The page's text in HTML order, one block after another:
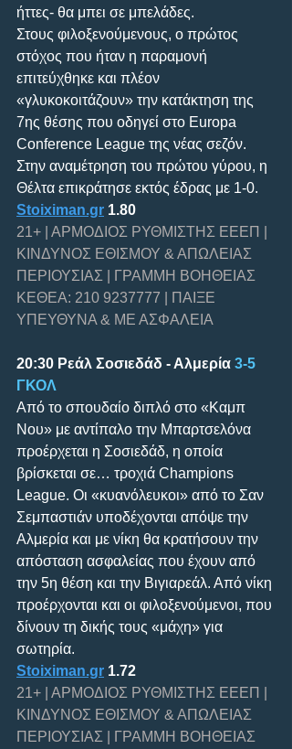
ήττες- θα μπει σε μπελάδες.
Στους φιλοξενούμενους, ο πρώτος
στόχος που ήταν η παραμονή
επιτεύχθηκε και πλέον
«γλυκοκοιτάζουν» την κατάκτηση της
7ης θέσης που οδηγεί στο Europa
Conference League της νέας σεζόν.
Στην αναμέτρηση του πρώτου γύρου, η
Θέλτα επικράτησε εκτός έδρας με 1-0.
Stoiximan.gr 1.80
21+ | ΑΡΜΟΔΙΟΣ ΡΥΘΜΙΣΤΗΣ ΕΕΕΠ |
ΚΙΝΔΥΝΟΣ ΕΘΙΣΜΟΥ & ΑΠΩΛΕΙΑΣ
ΠΕΡΙΟΥΣΙΑΣ | ΓΡΑΜΜΗ ΒΟΗΘΕΙΑΣ
ΚΕΘΕΑ: 210 9237777 | ΠΑΙΞΕ
ΥΠΕΥΘΥΝΑ & ΜΕ ΑΣΦΑΛΕΙΑ
20:30 Ρεάλ Σοσιεδάδ - Αλμερία 3-5
ΓΚΟΛ
Από το σπουδαίο διπλό στο «Καμπ
Νου» με αντίπαλο την Μπαρτσελόνα
προέρχεται η Σοσιεδάδ, η οποία
βρίσκεται σε… τροχιά Champions
League. Οι «κυανόλευκοι» από το Σαν
Σεμπαστιάν υποδέχονται απόψε την
Αλμερία και με νίκη θα κρατήσουν την
απόσταση ασφαλείας που έχουν από
την 5η θέση και την Βιγιαρεάλ. Από νίκη
προέρχονται και οι φιλοξενούμενοι, που
δίνουν τη δικής τους «μάχη» για
σωτηρία.
Stoiximan.gr 1.72
21+ | ΑΡΜΟΔΙΟΣ ΡΥΘΜΙΣΤΗΣ ΕΕΕΠ |
ΚΙΝΔΥΝΟΣ ΕΘΙΣΜΟΥ & ΑΠΩΛΕΙΑΣ
ΠΕΡΙΟΥΣΙΑΣ | ΓΡΑΜΜΗ ΒΟΗΘΕΙΑΣ